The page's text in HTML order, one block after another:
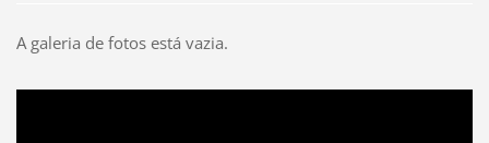
A galeria de fotos está vazia.